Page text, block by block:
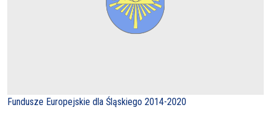
Fundusze Europejskie dla Śląskiego 2014-2020